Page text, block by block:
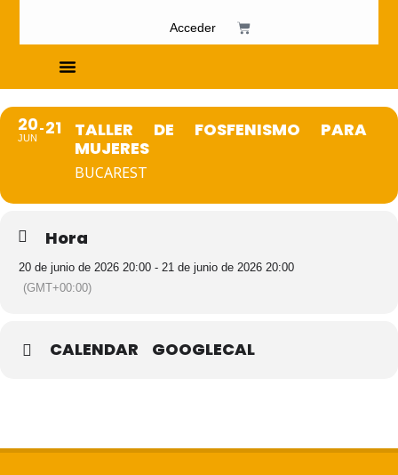
Acceder
20
JUN 21
TALLER DE FOSFENISMO PARA
MUJERES
BUCAREST
Hora
20 de junio de 2026 20:00 - 21 de junio de 2026 20:00
(GMT+00:00)
CALENDAR GOOGLECAL